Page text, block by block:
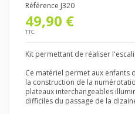
Référence J320
49,90 €
TTC
Kit permettant de réaliser
Ce matériel permet aux enfants
la construction de la
plateaux interchangeables
difficiles du passage de la